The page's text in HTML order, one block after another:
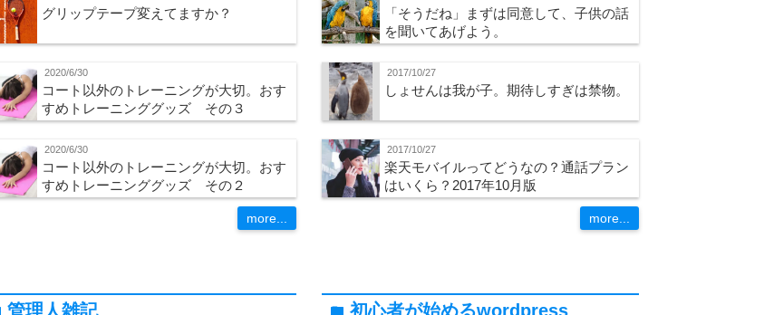
グリップテープ変えてますか？
2020/6/30
コート以外のトレーニングが大切。おす
すめトレーニンググッズ その３
2020/6/30
コート以外のトレーニングが大切。おす
すめトレーニンググッズ その２
more...
「そうだね」まずは同意して、子供の話
を聞いてあげよう。
2017/10/27
しょせんは我が子。期待しすぎは禁物。
2017/10/27
楽天モバイルってどうなの？通話プラン
はいくら？2017年10月版
more...
管理人雑記 初心者が始めるwordpress